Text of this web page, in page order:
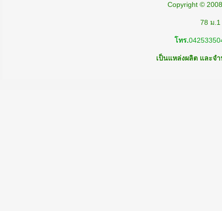
Copyright ©
78 ม
โทร.
เป็นแหล่งผลิต และจ